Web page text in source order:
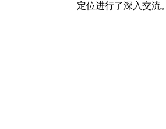
定位进行了深入交流。